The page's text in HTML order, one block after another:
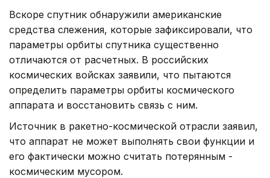
Вскоре спутник обнаружили американские
средства слежения, которые зафиксировали, что
параметры орбиты спутника существенно
отличаются от расчетных. В российских
космических войсках заявили, что пытаются
определить параметры орбиты космического
аппарата и восстановить связь с ним.
Источник в ракетно-космической отрасли заявил,
что аппарат не может выполнять свои функции и
его фактически можно считать потерянным -
космическим мусором.